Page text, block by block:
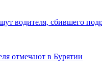
водителя, сбившего
отмечают в Бурятии